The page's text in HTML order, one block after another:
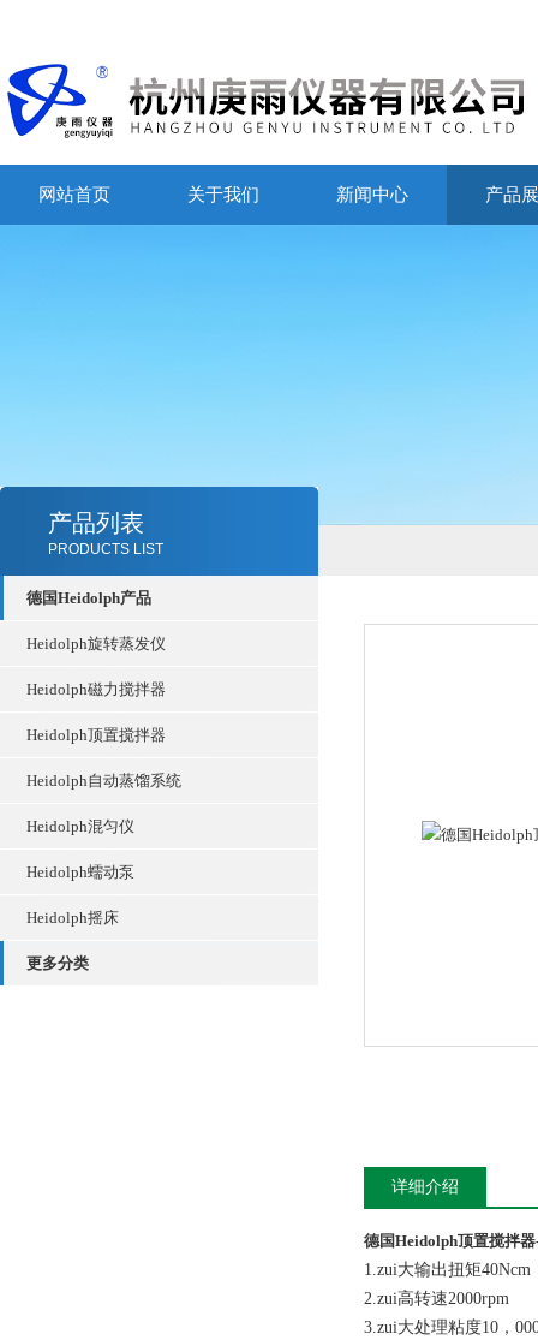
网站首页 关于我们 新闻中心 产品
产品列表
PRODUCTS LIST
德国Heidolph产品
Heidolph旋转蒸发仪
Heidolph磁力搅拌器
Heidolph顶置搅拌器
Heidolph自动蒸馏系统
Heidolph混匀仪
Heidolph蠕动泵
Heidolph摇床
更多分类
详细介绍
德国Heidolph顶置搅拌
1.zui大输出扭矩40Ncm
2.zui高转速2000rpm
3.zui大处理粘度10，